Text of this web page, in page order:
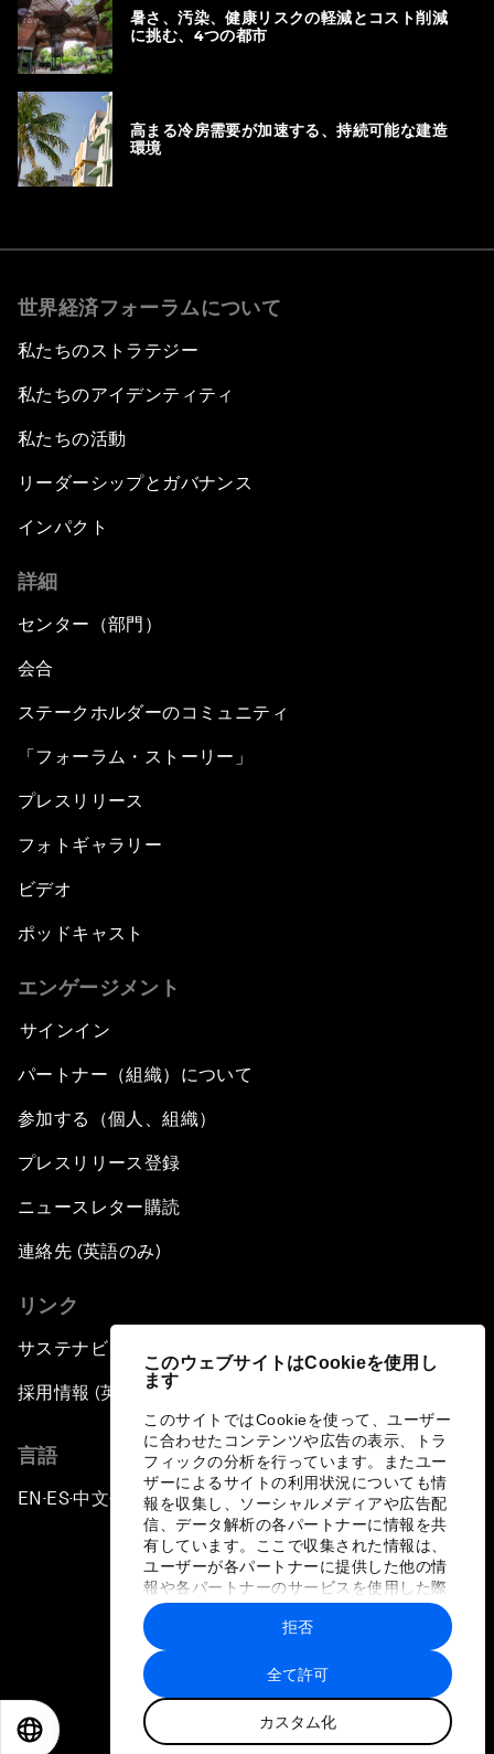
このウェブサイトはCookieを使用し
ます
このサイトではCookieを使って、ユーザー
に合わせたコンテンツや広告の表示、トラ
フィックの分析を行っています。またユー
ザーによるサイトの利用状況についても情
報を収集し、ソーシャルメディアや広告配
信、データ解析の各パートナーに情報を共
有しています。ここで収集された情報は、
ユーザーが各パートナーに提供した他の情
報や各パートナーのサービスを使用した際
に収集された情報と組み合わされ、各パー
トナーによって使用されることがありま
す。
全て許可
カスタム化
拒否
暑さ、汚染、健康リスクの軽減とコスト削減
に挑む、4つの都市
高まる冷房需要が加速する、持続可能な建造
環境
世界経済フォーラムについて
私たちのストラテジー
私たちのアイデンティティ
私たちの活動
リーダーシップとガバナンス
インパクト
詳細
センター（部門）
会合
ステークホルダーのコミュニティ
「フォーラム・ストーリー」
プレスリリース
フォトギャラリー
ビデオ
ポッドキャスト
エンゲージメント
サインイン
パートナー（組織）について
参加する（個人、組織）
プレスリリース登録
ニュースレター購読
連絡先 (英語のみ)
リンク
サステナビリティへの取り組み
採用情報 (英語のみ)
言語
EN ▪ES▪中文▪ 日本語
プライバシーポリシーと利用規約
サイトマップ
©
世界経済フォーラム